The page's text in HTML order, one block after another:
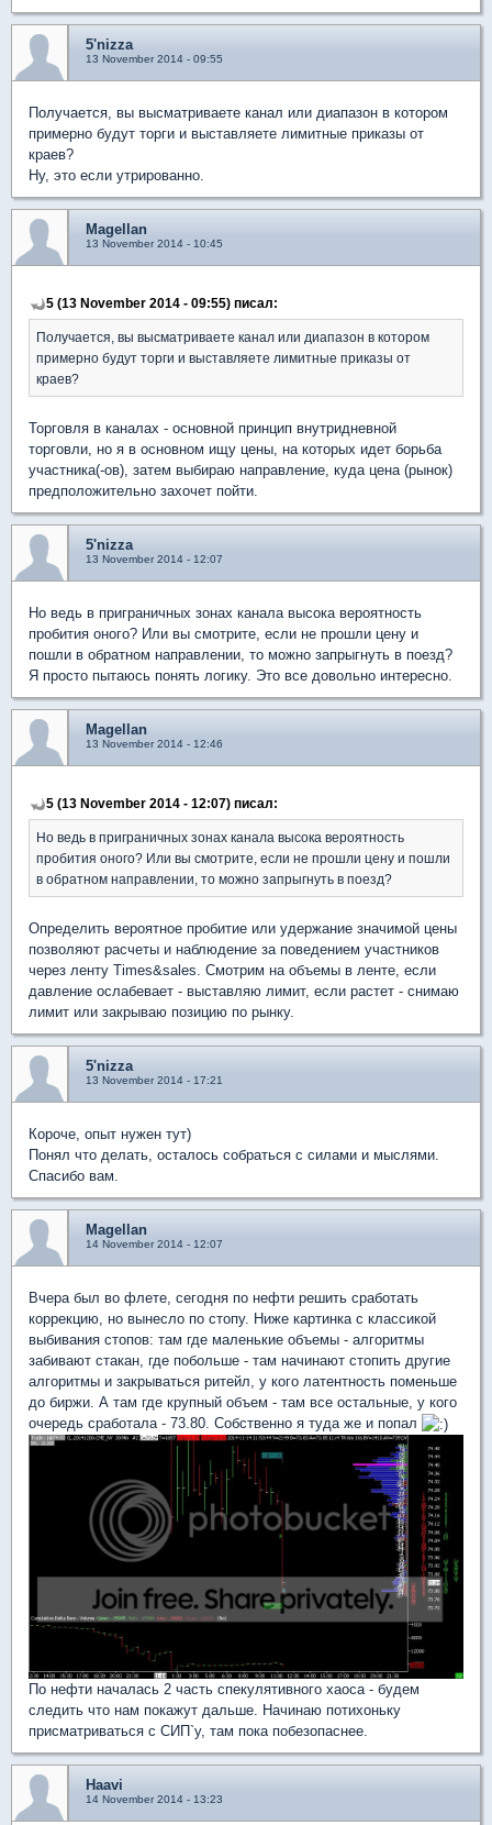
5'nizza
13 November 2014 - 09:55
Получается, вы высматриваете канал или диапазон в котором
примерно будут торги и выставляете лимитные приказы от
краев?
Ну, это если утрированно.
Magellan
13 November 2014 - 10:45
5 (13 November 2014 - 09:55) писал:
Получается, вы высматриваете канал или диапазон в котором
примерно будут торги и выставляете лимитные приказы от
краев?
Торговля в каналах - основной принцип внутридневной
торговли, но я в основном ищу цены, на которых идет борьба
участника(-ов), затем выбираю направление, куда цена (рынок)
предположительно захочет пойти.
5'nizza
13 November 2014 - 12:07
Но ведь в приграничных зонах канала высока вероятность
пробития оного? Или вы смотрите, если не прошли цену и
пошли в обратном направлении, то можно запрыгнуть в поезд?
Я просто пытаюсь понять логику. Это все довольно интересно.
Magellan
13 November 2014 - 12:46
5 (13 November 2014 - 12:07) писал:
Но ведь в приграничных зонах канала высока вероятность
пробития оного? Или вы смотрите, если не прошли цену и пошли
в обратном направлении, то можно запрыгнуть в поезд?
Определить вероятное пробитие или удержание значимой цены
позволяют расчеты и наблюдение за поведением участников
через ленту Times&sales. Смотрим на объемы в ленте, если
давление ослабевает - выставляю лимит, если растет - снимаю
лимит или закрываю позицию по рынку.
5'nizza
13 November 2014 - 17:21
Короче, опыт нужен тут)
Понял что делать, осталось собраться с силами и мыслями.
Спасибо вам.
Magellan
14 November 2014 - 12:07
Вчера был во флете, сегодня по нефти решить сработать
коррекцию, но вынесло по стопу. Ниже картинка с классикой
выбивания стопов: там где маленькие объемы - алгоритмы
забивают стакан, где побольше - там начинают стопить другие
алгоритмы и закрываться ритейл, у кого латентность поменьше
до биржи. А там где крупный объем - там все остальные, у кого
очередь сработала - 73.80. Собственно я туда же и попал
По нефти началась 2 часть спекулятивного хаоса - будем
следить что нам покажут дальше. Начинаю потихоньку
присматриваться с СИП`у, там пока побезопаснее.
Haavi
14 November 2014 - 13:23